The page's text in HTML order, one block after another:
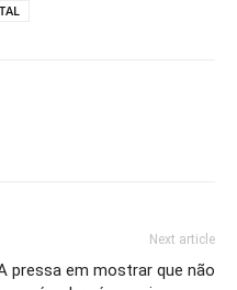
Next article
pressa em mostrar que não